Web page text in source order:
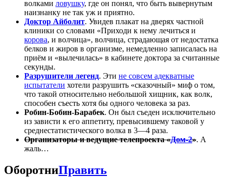
волками ловушку, где он понял, что быть вывернутым
наизнанку не так уж и приятно.
Доктор Айболит. Увидев плакат на дверях частной
клиники со словами «Приходи к нему лечиться и
корова, и волчица», волчица, страдающая от недостатка
белков и жиров в организме, немедленно записалась на
приём и «вылечилась» в кабинете доктора за считанные
секунды.
Разрушители легенд. Эти не совсем адекватные
испытатели хотели разрушить «сказочный» миф о том,
что такой относительно небольшой хищник, как волк,
способен съесть хотя бы одного человека за раз.
Робин-Бобин-Барабек. Он был съеден исключительно
из зависти к его аппетиту, превысившему таковой у
среднестатистического волка в 3—4 раза.
Организаторы и ведущие телепроекта «Дом-2». А
жаль…
ОборотниПравить